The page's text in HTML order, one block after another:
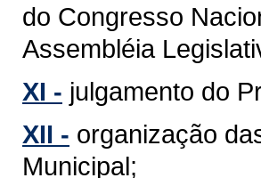
do Congresso
Assembléia
XI - julgamento do
XII - organização
Municipal;